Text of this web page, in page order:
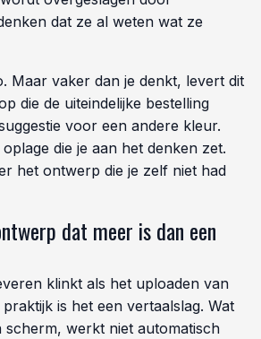
dat ze al weten wat ze
Maar vaker dan je denkt, levert dit
die de uiteindelijke bestelling
voor een andere kleur.
die je aan het denken zet.
het ontwerp die je zelf niet had
dat meer is dan een
klinkt als het uploaden van
is het een vertaalslag. Wat
werkt niet automatisch